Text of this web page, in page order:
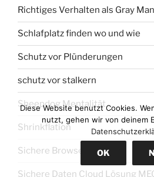
Richtiges Verhalten als Gray
Schlafplatz finden wo und wie
Schutz vor Plünderungen
schutz vor stalkern
Sheepdog Mentalität
Shrinkflation
Sichere Browser und VPN
Sichere Daten Cloud Lösung
Diese Website benutzt Cookies.
nutzt, gehen wir von deinem
OK